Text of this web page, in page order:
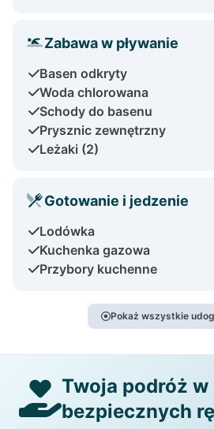
Zabawa w pływanie
Basen odkryty
Woda chlorowana
Schody do basenu
Prysznic zewnętrzny
Leżaki (2)
Gotowanie i jedzenie
Lodówka
Kuchenka gazowa
Przybory kuchenne
Pokaż wszystkie
Twoja podróż w
bezpiecznych